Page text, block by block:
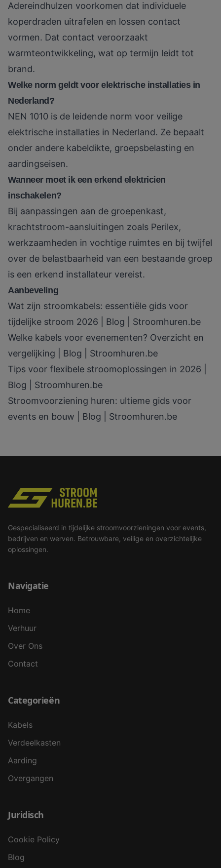
Adereindhulzen voorkomen dat individuele
koperdraden uitrafelen en lossen contact
vormen. Dat contact veroorzaakt
warmteontwikkeling, wat op termijn leidt tot
brand.
Welke norm geldt voor elektrische installaties in
Nederland?
NEN 1010 is de leidende norm voor veilige
elektrische installaties in Nederland. Ze bepaalt
onder andere kabeldikte, groepsbelasting en
aardingseisen.
Wanneer moet ik een erkend elektricien
inschakelen?
Bij aanpassingen aan de groepenkast,
krachtstroom-aansluitingen zoals Perilex,
werkzaamheden in vochtige ruimtes en bij twijfel
over de belastbaarheid van een bestaande groep
is een erkend installateur vereist.
Aanbeveling
Wat zijn stroomkabels: essentiële gids voor
tijdelijke stroom 2026 | Blog | Stroomhuren.be
Welke kabels voor evenementen? Overzicht en
vergelijking | Blog | Stroomhuren.be
Tips voor flexibele stroomoplossingen in 2026 |
Blog | Stroomhuren.be
Stroomvoorziening huren: ultieme gids voor
events en bouw | Blog | Stroomhuren.be
Gespecialiseerd in tijdelijke stroomvoorzieningen voor events,
bedrijven en werven. Betrouwbare, veilige en overzichtelijke
oplossingen.
Navigatie
Home
Verhuur
Over Ons
Contact
Categorieën
Kabels
Verdeelkasten
Aarding
Overgangen
Juridisch
Cookie Policy
Blog